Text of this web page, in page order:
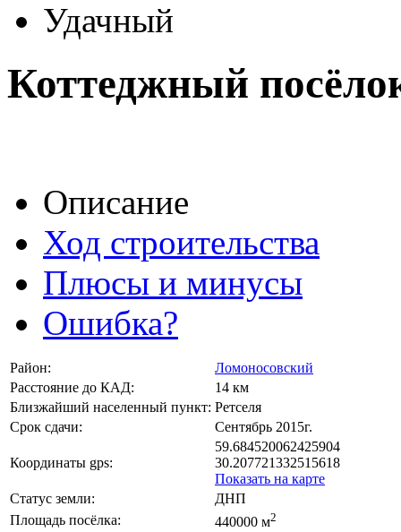
Удачный
Коттеджный
Описание
Ход строительства
Плюсы и минусы
Ошибка?
Район:
Ломоносовский
Расстояние до КАД:
14 км
Близжайший населенный пункт: Ретселя
Срок сдачи:
Сентябрь 2015г.
Координаты gps:
59.684520062425904
30.207721332515618
Показать на карте
Статус земли:
ДНП
Площадь посёлка:
440000 м2